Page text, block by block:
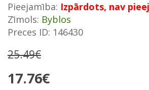
Pieejamība: Izpārdots, nav
Zīmols: Byblos
Preces ID: 146430
25.49€
17.76€